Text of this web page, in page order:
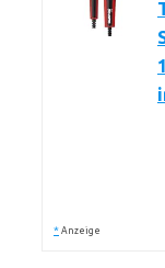
* Anzeige